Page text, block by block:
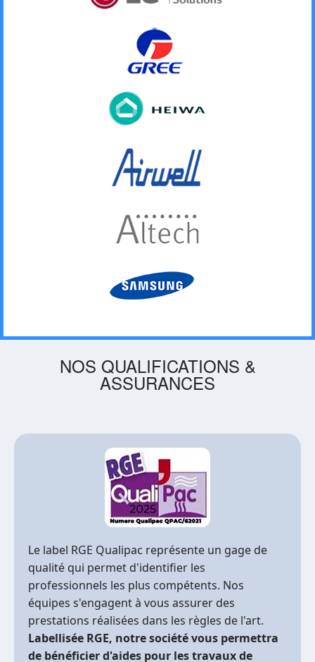
NOS QUALIFICATIONS &
ASSURANCES
Le label RGE Qualipac représente un gage de
qualité qui permet d'identifier les
professionnels les plus compétents. Nos
équipes s'engagent à vous assurer des
prestations réalisées dans les règles de l'art.
Labellisée RGE, notre société vous permettra
de bénéficier d'aides pour les travaux de